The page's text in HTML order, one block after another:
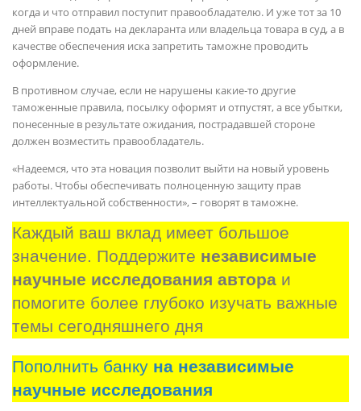
когда и что отправил поступит правообладателю. И уже тот за 10
дней вправе подать на декларанта или владельца товара в суд, а в
качестве обеспечения иска запретить таможне проводить
оформление.
В противном случае, если не нарушены какие-то другие
таможенные правила, посылку оформят и отпустят, а все убытки,
понесенные в результате ожидания, пострадавшей стороне
должен возместить правообладатель.
«Надеемся, что эта новация позволит выйти на новый уровень
работы. Чтобы обеспечивать полноценную защиту прав
интеллектуальной собственности», – говорят в таможне.
Каждый ваш вклад имеет большое
значение. Поддержите независимые
научные исследования автора и
помогите более глубоко изучать важные
темы сегодняшнего дня
Пополнить банку на независимые
научные исследования